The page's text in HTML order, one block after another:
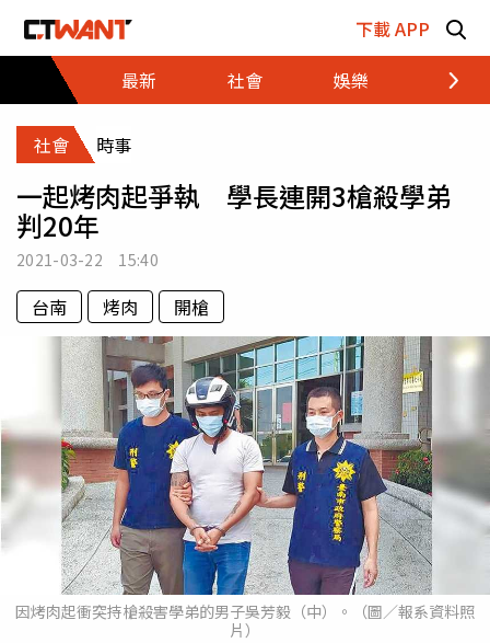
下載 APP
最新
社會 娛樂 財經
社會 時事
一起烤肉起爭執 學長連開3槍殺學弟
判20年
2021-03-22 15:40
台南 烤肉 開槍
因烤肉起衝突持槍殺害學弟的男子吳芳毅（中）。（圖／報系資料照
片）